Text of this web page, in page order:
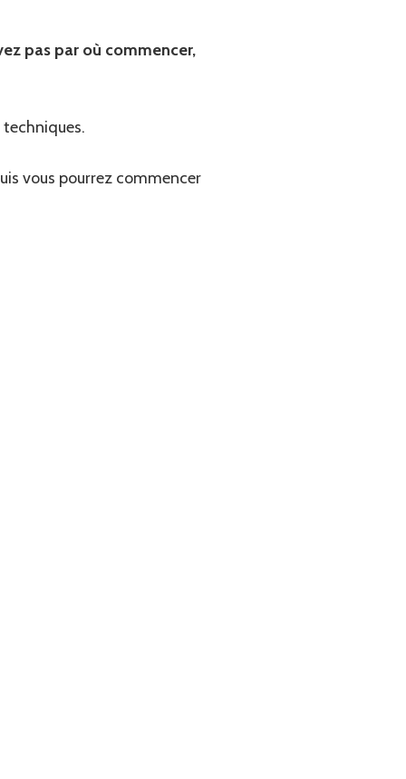
pas par où commencer,
techniques.
vous pourrez commencer